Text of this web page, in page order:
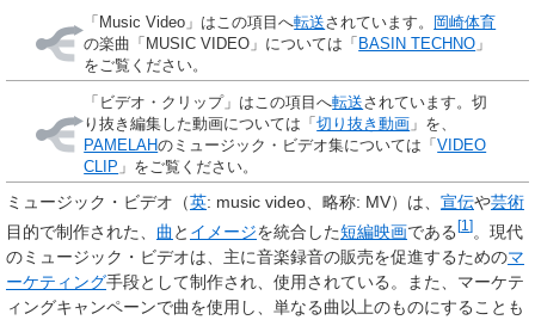
「 Music Video 」はこの項目へ転送されています。
岡崎体育
の楽曲「MUSIC VIDEO」については「 BASIN TECHNO 」
をご覧ください。
「 ビデオ・クリップ」はこの項目へ転送されています。切
り抜き編集した動画については「切り抜き動画 」を、
PAMELAHのミュージック・ビデオ集については「VIDEO
CLIP 」をご覧ください。
ミュージック・ビデオ （英: music video 、略称: MV）は、 宣伝や芸術
目的で制作された、 曲 と イメージを統合した短編映画である [1 ] 。現代
のミュージック・ビデオは、主に音楽録音の販売を促進するためのマ
ーケティング手段として制作され、使用されている。また、マーケテ
ィングキャンペーンで曲を使用し、単なる曲以上のものにすることも